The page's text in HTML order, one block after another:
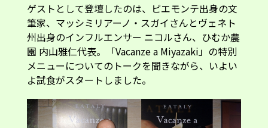
ゲストとして登壇したのは、ピエモンテ出身の文
筆家、マッシミリアーノ・スガイさんとヴェネト
州出身のインフルエンサー ニコルさん、ひむか農
園 内山雅仁代表。「Vacanze a Miyazaki」の特別
メニューについてのトークを聞きながら、いよい
よ試食がスタートしました。